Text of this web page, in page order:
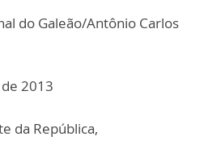
do Galeão/Antônio Carlos
2013
da República,